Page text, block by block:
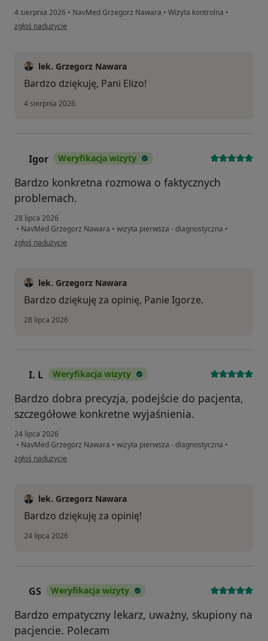
4 sierpnia 2026 • NavMed Grzegorz Nawara • Wizyta kontrolna •
w opinii użytkownika Eliza
zgłoś nadużycie
lek. Grzegorz Nawara
Bardzo dziękuję, Pani Elizo!
4 sierpnia 2026
Igor Weryfikacja wizyty
Bardzo konkretna rozmowa o faktycznych
problemach.
28 lipca 2026
• NavMed Grzegorz Nawara • wizyta pierwsza - diagnostyczna •
w opinii użytkownika Igor
zgłoś nadużycie
lek. Grzegorz Nawara
Bardzo dziękuję za opinię, Panie Igorze.
28 lipca 2026
I. L Weryfikacja wizyty
Bardzo dobra precyzja, podejście do pacjenta,
szczegółowe konkretne wyjaśnienia.
24 lipca 2026
• NavMed Grzegorz Nawara • wizyta pierwsza - diagnostyczna •
w opinii użytkownika I. L
zgłoś nadużycie
lek. Grzegorz Nawara
Bardzo dziękuję za opinię!
24 lipca 2026
GS Weryfikacja wizyty
Bardzo empatyczny lekarz, uważny, skupiony na
pacjencie. Polecam